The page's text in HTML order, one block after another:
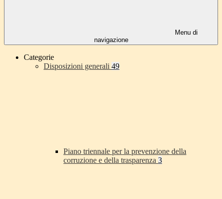
Menu di
navigazione
Categorie
Disposizioni generali 49
Piano triennale per la prevenzione della
corruzione e della trasparenza 3